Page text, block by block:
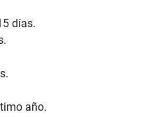
días.
año.